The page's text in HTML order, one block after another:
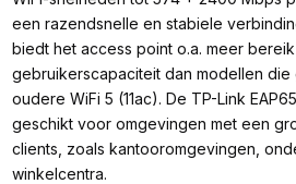
een razendsnelle en stabiele
biedt het access point o.a. meer
gebruikerscapaciteit dan modellen die
oudere WiFi 5 (11ac). De TP-Link
geschikt voor omgevingen met een
clients, zoals kantooromgevingen,
winkelcentra.